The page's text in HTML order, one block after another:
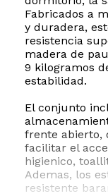
Fabricados a
y duradera,
resistencia
madera de
9 kilogramos
estabilidad.
El conjunto
frente abierto,
facilitar el
higienico,
Ademas, los
resistente